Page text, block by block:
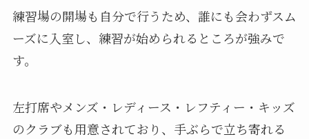
練習場の開場も自分で行うため、誰にも会わずスム
ーズに入室し、練習が始められるところが強みで
す。
左打席やメンズ・レディース・レフティー・キッズ
のクラブも用意されており、手ぶらで立ち寄れる